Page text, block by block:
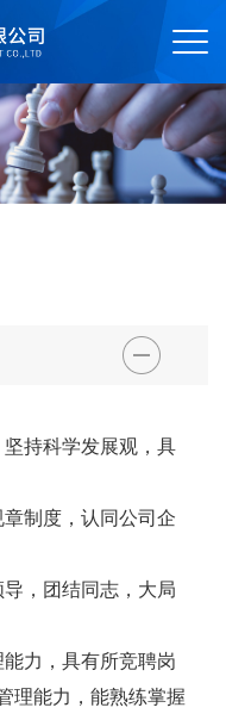
持科学发展观，具
制度，认同公司企
，团结同志，大局
力，具有所竞聘岗
理能力，能熟练掌握